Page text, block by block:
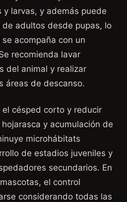
y larvas, y además puede
adultos desde pupas, lo
acompaña con un
recomienda lavar
del animal y realizar
áreas de descanso.
césped corto y reducir
y acumulación de
microhábitats
de estadios juveniles y
secundarios. En
el control
considerando todas las